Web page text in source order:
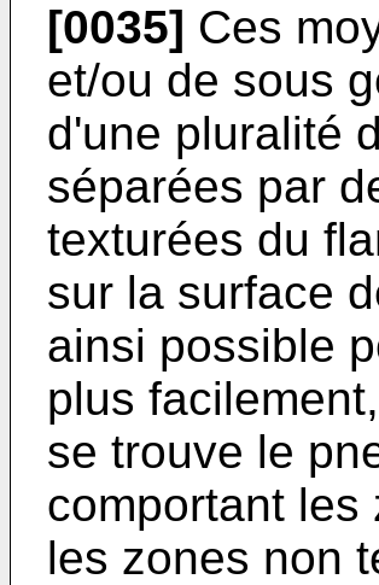
[0035] Ces
et/ou de sous
d'une pluralité
séparées par
texturées du
sur la surface
ainsi possible
plus
se trouve le
comportant les
les zones non